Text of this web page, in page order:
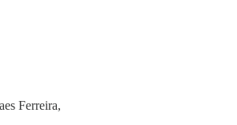
Ferreira,